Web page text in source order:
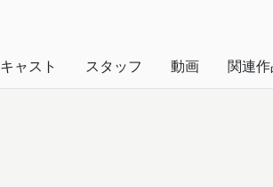
キャスト スタッフ 動画 関連